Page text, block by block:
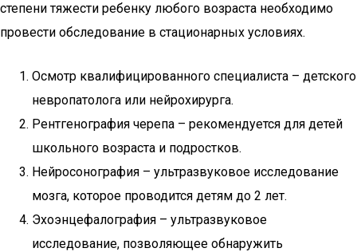
степени тяжести ребенку любого возраста необходимо
провести обследование в стационарных условиях.
Осмотр квалифицированного специалиста – детского
невропатолога или нейрохирурга.
Рентгенография черепа – рекомендуется для детей
школьного возраста и подростков.
Нейросонография – ультразвуковое исследование
мозга, которое проводится детям до 2 лет.
Эхоэнцефалография – ультразвуковое
исследование, позволяющее обнаружить